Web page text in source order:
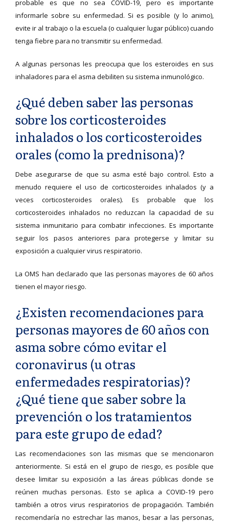
probable es que no sea COVID-19, pero es importante
informarle sobre su enfermedad. Si es posible (y lo animo),
evite ir al trabajo o la escuela (o cualquier lugar público) cuando
tenga fiebre para no transmitir su enfermedad.
A algunas personas les preocupa que los esteroides en sus
inhaladores para el asma debiliten su sistema inmunológico.
¿Qué deben saber las personas
sobre los corticosteroides
inhalados o los corticosteroides
orales (como la prednisona)?
Debe asegurarse de que su asma esté bajo control. Esto a
menudo requiere el uso de corticosteroides inhalados (y a
veces corticosteroides orales). Es probable que los
corticosteroides inhalados no reduzcan la capacidad de su
sistema inmunitario para combatir infecciones. Es importante
seguir los pasos anteriores para protegerse y limitar su
exposición a cualquier virus respiratorio.
La OMS han declarado que las personas mayores de 60 años
tienen el mayor riesgo.
¿Existen recomendaciones para
personas mayores de 60 años con
asma sobre cómo evitar el
coronavirus (u otras
enfermedades respiratorias)?
¿Qué tiene que saber sobre la
prevención o los tratamientos
para este grupo de edad?
Las recomendaciones son las mismas que se mencionaron
anteriormente. Si está en el grupo de riesgo, es posible que
desee limitar su exposición a las áreas públicas donde se
reúnen muchas personas. Esto se aplica a COVID-19 pero
también a otros virus respiratorios de propagación. También
recomendaría no estrechar las manos, besar a las personas,